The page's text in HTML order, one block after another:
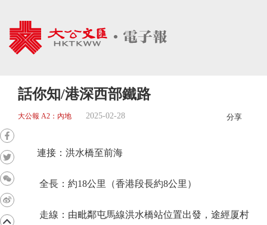
話你知/港深西部鐵路
大公報 A2：內地 2025-02-28 分享
連接：洪水橋至前海
全長：約18公里（香港段長約8公里）
走線：由毗鄰屯馬線洪水橋站位置出發，途經厦村